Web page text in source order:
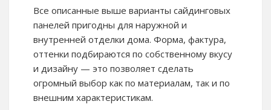
Все описанные выше варианты сайдинговых
панелей пригодны для наружной и
внутренней отделки дома. Форма, фактура,
оттенки подбираются по собственному вкусу
и дизайну — это позволяет сделать
огромный выбор как по материалам, так и по
внешним характеристикам.